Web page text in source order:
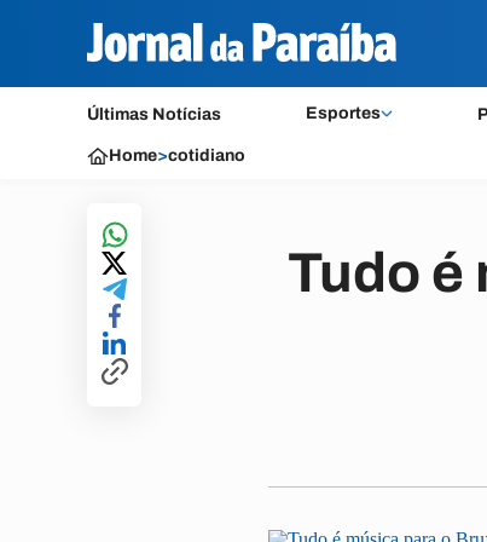
Últimas Notícias Esportes
Home>cotidiano
Tudo é